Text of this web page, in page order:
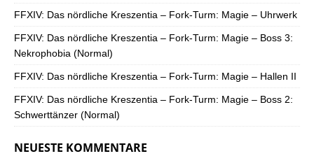
FFXIV: Das nördliche Kreszentia – Fork-Turm: Magie – Uhrwerk
FFXIV: Das nördliche Kreszentia – Fork-Turm: Magie – Boss 3:
Nekrophobia (Normal)
FFXIV: Das nördliche Kreszentia – Fork-Turm: Magie – Hallen II
FFXIV: Das nördliche Kreszentia – Fork-Turm: Magie – Boss 2:
Schwerttänzer (Normal)
NEUESTE KOMMENTARE